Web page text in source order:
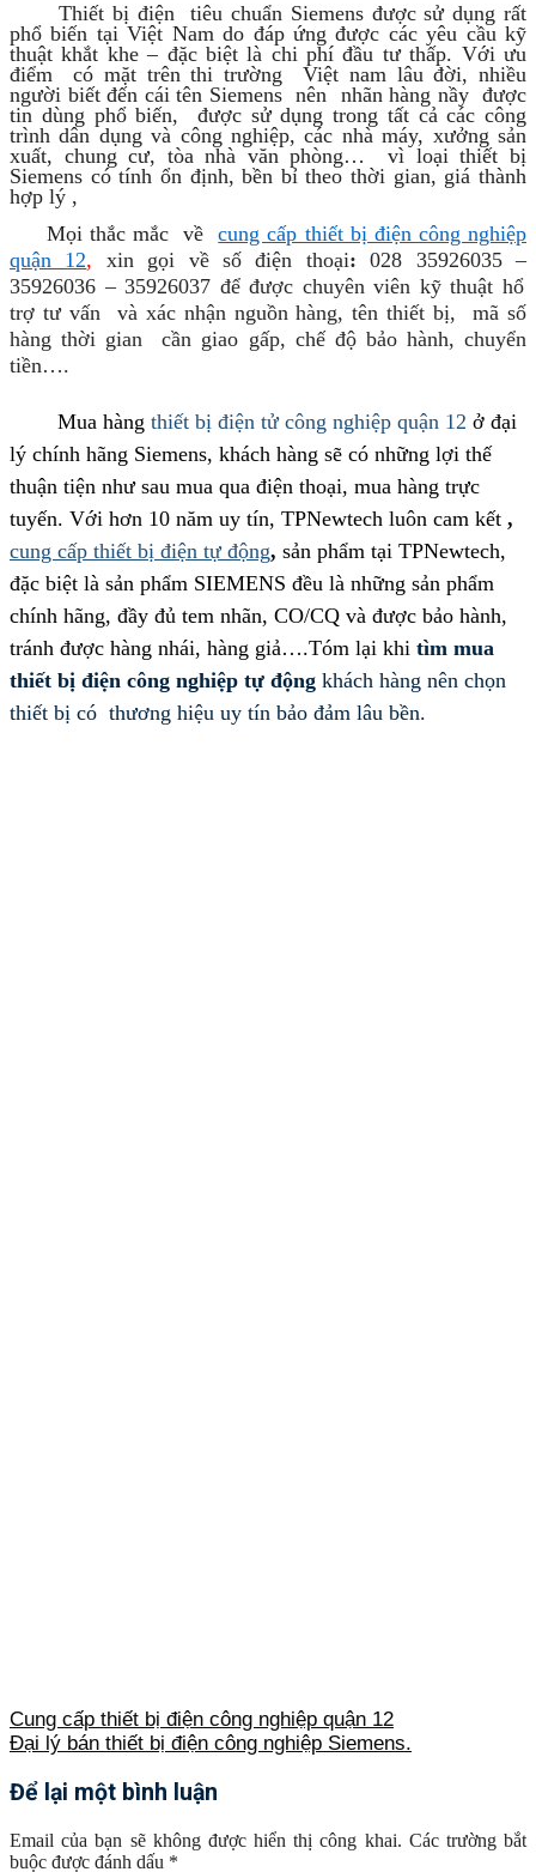
Thiết bị điện tiêu chuẩn Siemens được sử dụng rất
phổ biến tại Việt Nam do đáp ứng được các yêu cầu kỹ
thuật khắt khe – đặc biệt là chi phí đầu tư thấp. Với ưu
điểm có mặt trên thi trường Việt nam lâu đời, nhiều
người biết đến cái tên Siemens nên nhãn hàng nầy được
tin dùng phổ biến, được sử dụng trong tất cả các công
trình dân dụng và công nghiệp, các nhà máy, xưởng sản
xuất, chung cư, tòa nhà văn phòng… vì loại thiết bị
Siemens có tính ổn định, bền bỉ theo thời gian, giá thành
hợp lý ,
Mọi thắc mắc vềcung cấp thiết bị điện công nghiệp
quận 12, xin gọi về sốđiện thoại: 028 35926035–
35926036–35926037 để được chuyên viên kỹthuật hổ
trợ tư vấn
và xác nhận nguồn hàng, tên thiết bị, mã số
hàng thời gian cần giao gấp, chế độ bảo hành, chuyển
tiền….
Mua hàng thiết bị điện tử công nghiệp quận 12 ở đại
lý chính hãng Siemens, khách hàng sẽ có những lợi thế
thuận tiện như sau mua qua điện thoại, mua hàng trực
tuyến. Với hơn 10 năm uy tín, TPNewtech luôn cam kết ,
cung cấp thiết bị điện tự động, sản phẩm tại TPNewtech,
đặc biệt là sản phẩm SIEMENS đều là những sản phẩm
chính hãng, đầy đủ tem nhãn, CO/CQ và được bảo hành,
tránh được hàng nhái, hàng giả….Tóm lại khi tìm mua
thiết bị điện công nghiệp tự động khách hàng nên chọn
thiết bị có thương hiệu uy tín bảo đảm lâu bền.
Cung cấp thiết bị điện công nghiệp quận 12
Đại lý bán thiết bị điện công nghiệp Siemens.
Để lại một bình luận
Email của bạn sẽ không được hiển thị công khai. Các trường bắt
buộc được đánh dấu *